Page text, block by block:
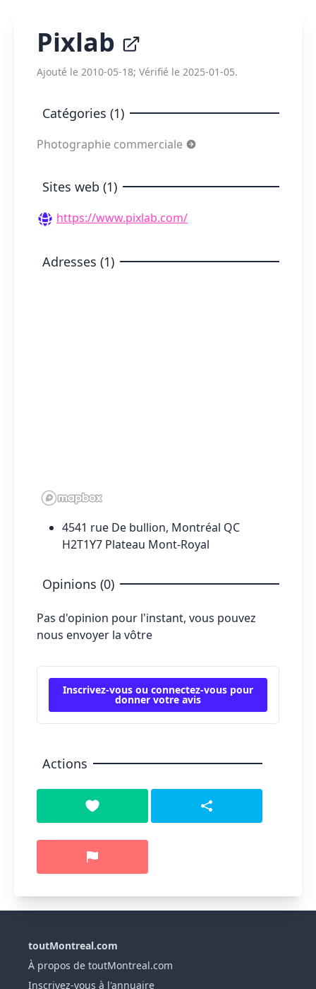
Pixlab
Ajouté le 2010-05-18; Vérifié le 2025-01-05.
Catégories (1)
Photographie commerciale
Sites web (1)
https://www.pixlab.com/
Adresses (1)
4541 rue De bullion, Montréal QC
H2T1Y7 Plateau Mont-Royal
Opinions (0)
Pas d'opinion pour l'instant, vous pouvez
nous envoyer la vôtre
Inscrivez-vous ou connectez-vous pour
donner votre avis
Actions
toutMontreal.com
À propos de toutMontreal.com
Inscrivez-vous à l'annuaire